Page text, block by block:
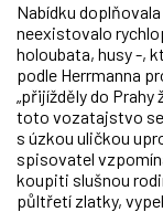
Nabídku
neexistovalo
holoubata, husy -,
podle Herrmanna
„přijížděly do
toto vozatajstvo
s úzkou uličkou
spisovatel
koupiti slušnou
půltřetí zlatky,